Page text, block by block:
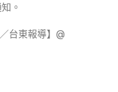
。
台東報導】@